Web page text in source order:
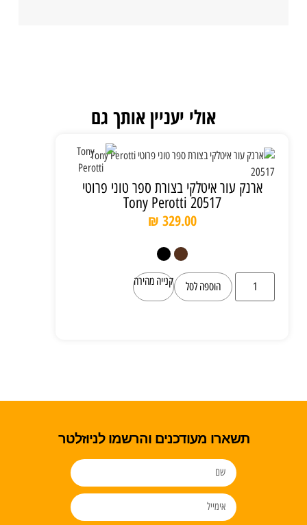
אולי יעניין אותך גם
ארנק עור איטלקי בצורת ספר טוני פרוטי
Tony Perotti 20517
₪ 329.00
הוספה לסל קנייה מהירה
תשארו מעודכנים והרשמו לניוזלטר